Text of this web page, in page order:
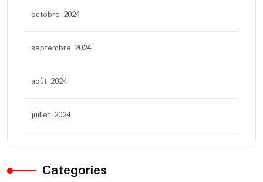
octobre 2024
septembre 2024
août 2024
juillet 2024
Categories